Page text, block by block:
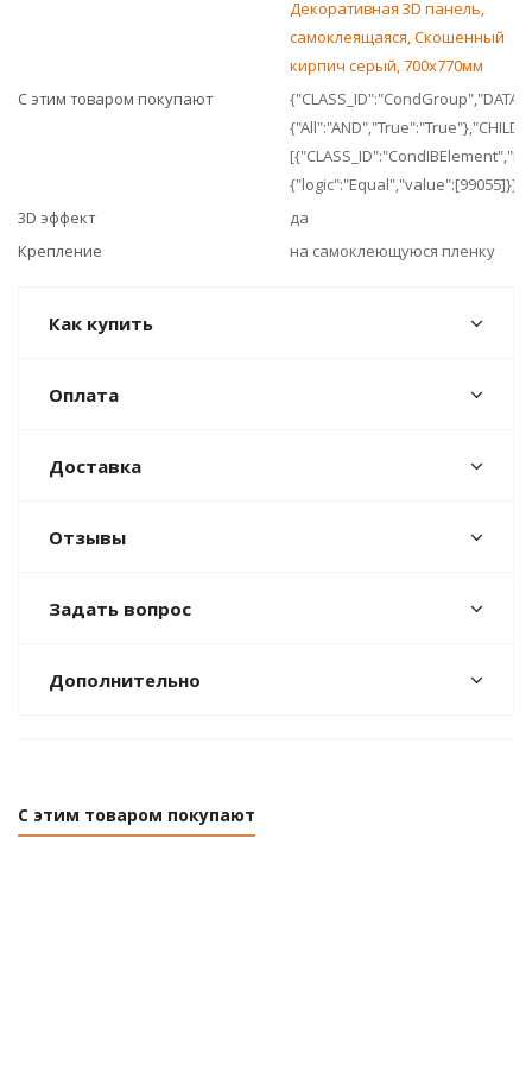
Декоративная 3D панель,
самоклеящаяся, Скошенный
кирпич серый, 700x770мм
С этим товаром покупают
{"CLASS_ID":"CondGroup","DATA":
{"logic":"Equal","value":[99055]}}]}
3D эффект
да
Крепление
на самоклеющуюся пленку
Как купить
Оплата
Доставка
Отзывы
Задать вопрос
Дополнительно
С этим товаром покупают